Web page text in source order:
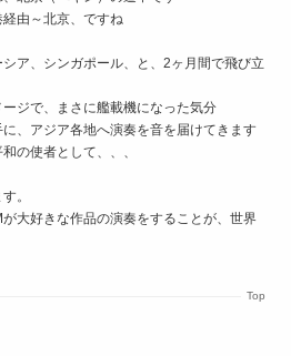
由～北京、ですね
ア、シンガポール、と、2ヶ月間で飛び立
ジで、まさに艦載機になった気分
、アジア各地へ演奏を音を届けてきます
の使者として、、、
。
大好きな作品の演奏をすることが、世界
Top